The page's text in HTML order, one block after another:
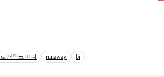
로맨틱코미디 runaway bi